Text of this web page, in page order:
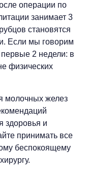
операции по
занимает 3
становятся
Если мы говорим
2 недели: в
физических
молочных желез
здоровья и
принимать все
беспокоящему